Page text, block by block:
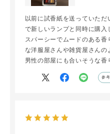
以前に試香紙を送っていた
で新しいランプと同時に購入
スパーシーでムードのある
な洋服屋さんや雑貨屋さんの
男性の部屋にも合いそうな香
参